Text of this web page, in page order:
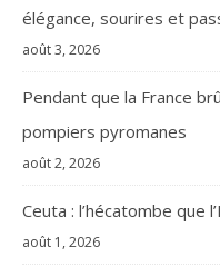
élégance, sourires et
août 3, 2026
Pendant que la France
pompiers pyromanes
août 2, 2026
Ceuta : l’hécatombe que
août 1, 2026